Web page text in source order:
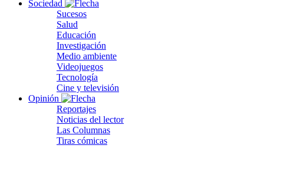
Sociedad
Sucesos
Salud
Educación
Investigación
Medio ambiente
Videojuegos
Tecnología
Cine y televisión
Opinión
Reportajes
Noticias del lector
Las Columnas
Tiras cómicas